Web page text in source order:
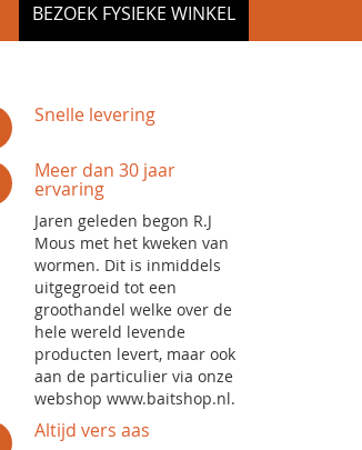
BEZOEK FYSIEKE WINKEL
Snelle levering
Meer dan 30 jaar
ervaring
Jaren geleden begon R.J
Mous met het kweken van
wormen. Dit is inmiddels
uitgegroeid tot een
groothandel welke over de
hele wereld levende
producten levert, maar ook
aan de particulier via onze
webshop www.baitshop.nl.
Altijd vers aas